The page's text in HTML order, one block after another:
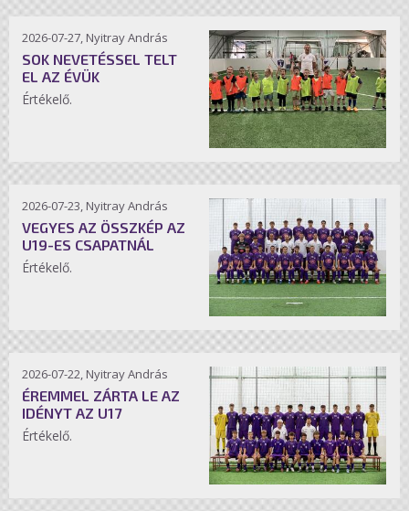
2026-07-27, Nyitray András
SOK NEVETÉSSEL TELT
EL AZ ÉVÜK
Értékelő.
2026-07-23, Nyitray András
VEGYES AZ ÖSSZKÉP AZ
U19-ES CSAPATNÁL
Értékelő.
2026-07-22, Nyitray András
ÉREMMEL ZÁRTA LE AZ
IDÉNYT AZ U17
Értékelő.